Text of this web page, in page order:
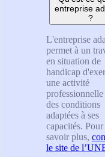
entreprise
?
L'entreprise
permet à un
en situation de
handicap
une activité
professionnelle
des conditions
adaptées à ses
capacités. Pour
savoir plus,
le site de